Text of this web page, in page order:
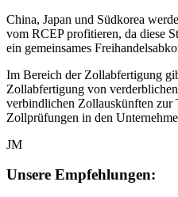
China, Japan und Südkorea
vom RCEP profitieren, da diese
ein gemeinsames
Im Bereich der Zollabfertigung
Zollabfertigung von
verbindlichen Zollauskünften zur
Zollprüfungen in den
JM
Unsere Empfehlungen: